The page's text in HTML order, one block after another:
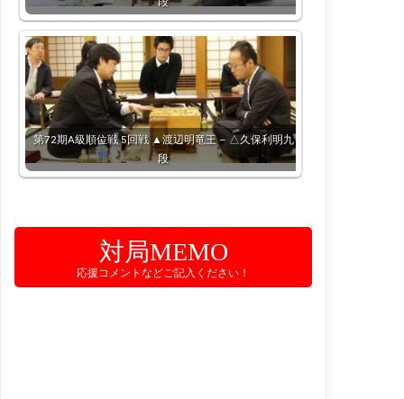
第72期A級順位戦 5回戦 ▲渡辺明竜王 – △久保利明九
段
対局MEMO
応援コメントなどご記入ください！